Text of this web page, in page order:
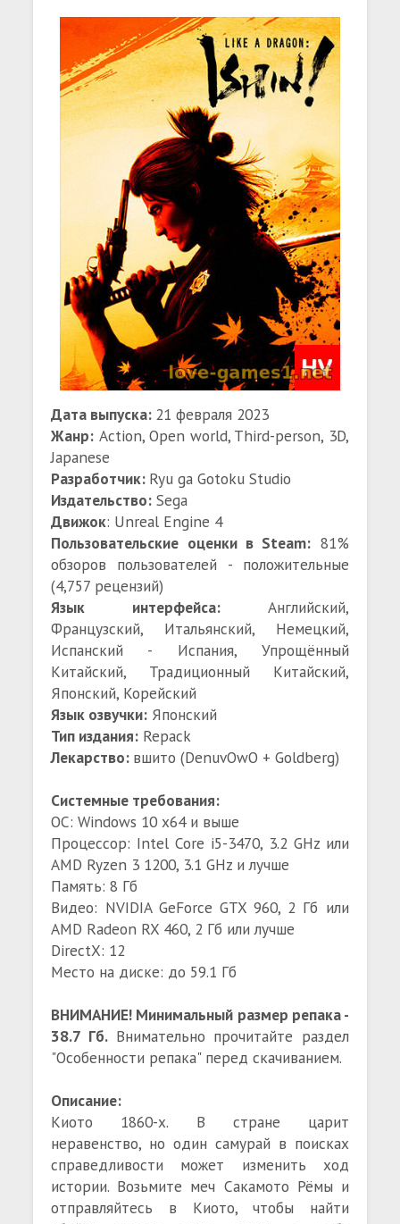
Дата выпуска: 21 февраля 2023
Жанр: Action, Open world, Third-person, 3D,
Japanese
Разработчик: Ryu ga Gotoku Studio
Издательство: Sega
Движок: Unreal Engine 4
Пользовательские оценки в Steam: 81%
обзоров пользователей - положительные
(4,757 рецензий)
Язык интерфейса:Английский,
Французский, Итальянский, Немецкий,
Испанский - Испания, Упрощённый
Китайский, Традиционный Китайский,
Японский, Корейский
Язык озвучки: Японский
Тип издания: Repack
Лекарство: вшито (DenuvOwO + Goldberg)
Системные требования:
ОС: Windows 10 x64 и выше
Процессор: Intel Core i5-3470, 3.2 GHz или
AMD Ryzen 3 1200, 3.1 GHz и лучше
Память: 8 Гб
Видео: NVIDIA GeForce GTX 960, 2 Гб или
AMD Radeon RX 460, 2 Гб или лучше
DirectX: 12
Место на диске: до 59.1 Гб
ВНИМАНИЕ! Минимальный размер репака -
38.7 Гб.Внимательно прочитайте раздел
"Особенности репака" перед скачиванием.
Описание:
Киото 1860-х. В стране царит
неравенство, но один самурай в поисках
справедливости может изменить ход
истории. Возьмите меч Сакамото Рёмы и
отправляйтесь в Киото, чтобы найти